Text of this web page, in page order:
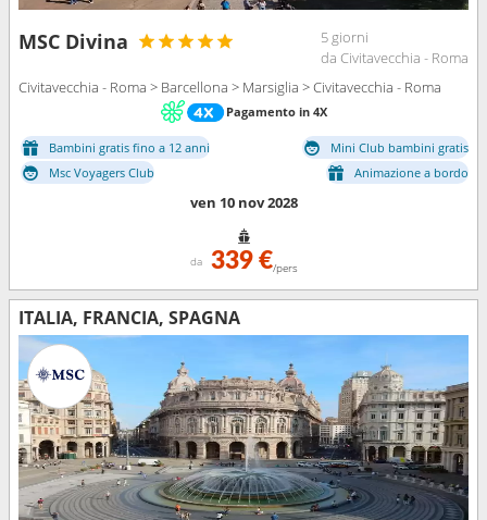
MSC Divina
5 giorni
da Civitavecchia - Roma
Civitavecchia - Roma > Barcellona > Marsiglia > Civitavecchia - Roma
Pagamento in 4X
Bambini gratis fino a 12 anni
Mini Club bambini gratis
Msc Voyagers Club
Animazione a bordo
ven 10 nov 2028
da 339 €/pers
ITALIA, FRANCIA, SPAGNA